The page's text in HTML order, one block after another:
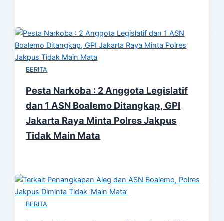
BERITA
Pesta Narkoba : 2 Anggota Legislatif
dan 1 ASN Boalemo Ditangkap, GPI
Jakarta Raya Minta Polres Jakpus
Tidak Main Mata
BERITA